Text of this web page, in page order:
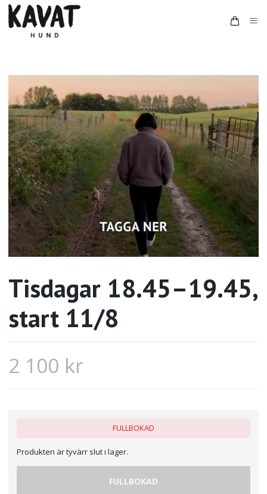
Tisdagar 18.45–19.45,
start 11/8
2 100 kr
FULLBOKAD
Produkten är tyvärr slut i lager.
FULLBOKAD